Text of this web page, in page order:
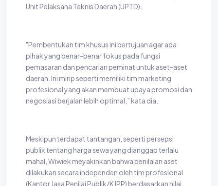
Unit Pelaksana Teknis Daerah (UPTD).
"Pembentukan tim khusus ini bertujuan agar ada
pihak yang benar-benar fokus pada fungsi
pemasaran dan pencarian peminat untuk aset-aset
daerah. Ini mirip seperti memiliki tim marketing
profesional yang akan membuat upaya promosi dan
negosiasi berjalan lebih optimal,” kata dia.
Meskipun terdapat tantangan, seperti persepsi
publik tentang harga sewa yang dianggap terlalu
mahal, Wiwiek meyakinkan bahwa penilaian aset
dilakukan secara independen oleh tim profesional
(Kantor Jasa Penilai Publik/KJPP) berdasarkan nilai